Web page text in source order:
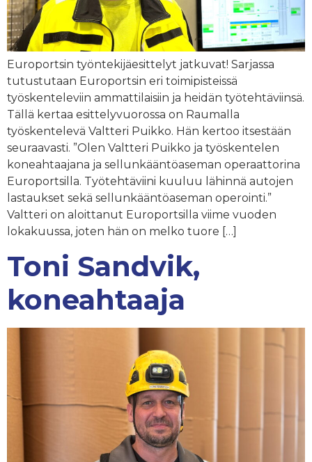
Europortsin työntekijäesittelyt jatkuvat! Sarjassa
tutustutaan Europortsin eri toimipisteissä
työskenteleviin ammattilaisiin ja heidän työtehtäviinsä.
Tällä kertaa esittelyvuorossa on Raumalla
työskentelevä Valtteri Puikko. Hän kertoo itsestään
seuraavasti. ”Olen Valtteri Puikko ja työskentelen
koneahtaajana ja sellunkääntöaseman operaattorina
Europortsilla. Työtehtäviini kuuluu lähinnä autojen
lastaukset sekä sellunkääntöaseman operointi.”
Valtteri on aloittanut Europortsilla viime vuoden
lokakuussa, joten hän on melko tuore […]
Toni Sandvik,
koneahtaaja